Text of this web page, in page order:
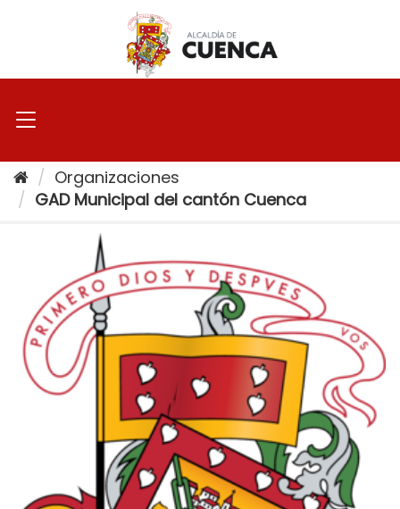
Organizaciones
GAD Municipal del cantón Cuenca